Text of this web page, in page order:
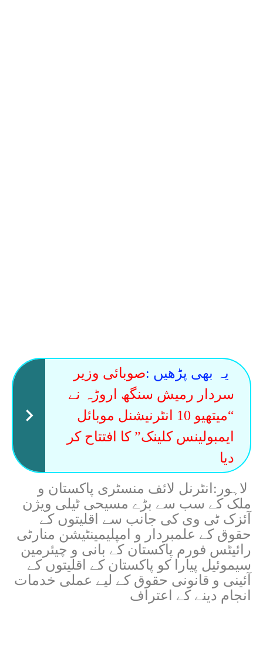
یہ بھی پڑھیں :صوبائی وزیر
سردار رمیش سنگھ اروڑہ نے
“میتھیو 10 انٹرنیشنل موبائل
ایمبولینس کلینک” کا افتتاح کر
دیا
لاہور:انٹرنل لائف منسٹری پاکستان و
ملک کے سب سے بڑے مسیحی ٹیلی ویژن
آئزک ٹی وی کی جانب سے اقلیتوں کے
حقوق کے علمبردار و امپلیمینٹیشن منارٹی
رائیٹس فورم پاکستان کے بانی و چیئرمین
سیموئیل پیارا کو پاکستان کے اقلیتوں کے
آئینی و قانونی حقوق کے لیے عملی خدمات
انجام دینے کے اعتراف